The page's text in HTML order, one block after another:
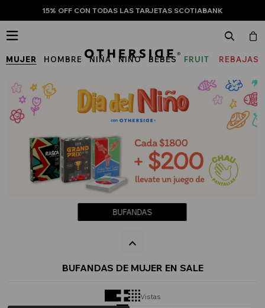
15% OFF CON TODAS LAS TARJETAS SCOTIABANK
MUJER HOMBRE NIÑA NIÑO BEBÉS
FRUIT
THE
LOOM
REBAJAS

BUFANDAS
BUFANDAS DE MUJER EN SALE
Vistas